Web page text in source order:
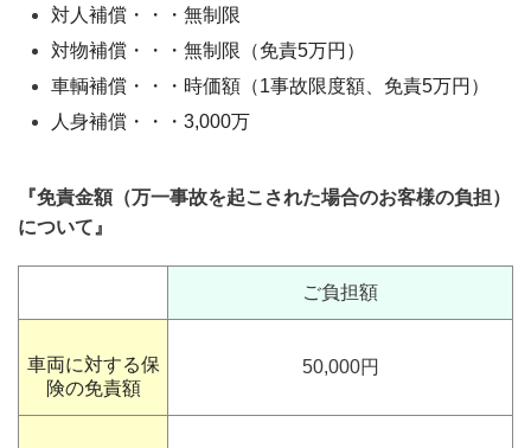
対人補償・・・無制限
対物補償・・・無制限（免責5万円）
車輌補償・・・時価額（1事故限度額、免責5万円）
人身補償・・・3,000万
『免責金額（万一事故を起こされた場合のお客様の負担）
について』
ご負担額
車両に対する保
険の免責額
50,000円